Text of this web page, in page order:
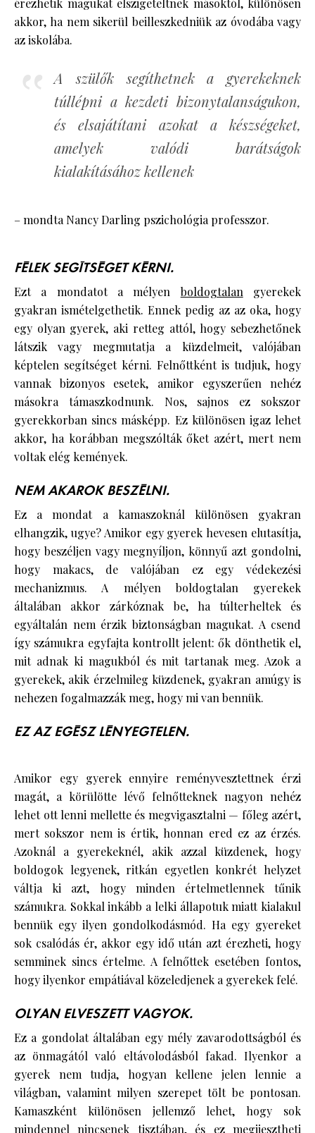
érezhetik magukat elszigeteltnek másoktól, különösen
akkor, ha nem sikerül beilleszkedniük az óvodába vagy
az iskolába.
A szülők segíthetnek a gyerekeknek
túllépni a kezdeti bizonytalanságukon,
és elsajátítani azokat a készségeket,
amelyek valódi barátságok
kialakításához kellenek
– mondta Nancy Darling pszichológia professzor.
FÉLEK SEGÍTSÉGET KÉRNI.
Ezt a mondatot a mélyen boldogtalangyerekek
gyakran ismételgethetik. Ennek pedig az az oka, hogy
egy olyan gyerek, aki retteg attól, hogy sebezhetőnek
látszik vagy megmutatja a küzdelmeit, valójában
képtelen segítséget kérni. Felnőttként is tudjuk, hogy
vannak bizonyos esetek, amikor egyszerűen nehéz
másokra támaszkodnunk. Nos, sajnos ez sokszor
gyerekkorban sincs másképp. Ez különösen igaz lehet
akkor, ha korábban megszólták őket azért, mert nem
voltak elég kemények.
NEM AKAROK BESZÉLNI.
Ez a mondat a kamaszoknál különösen gyakran
elhangzik, ugye? Amikor egy gyerek hevesen elutasítja,
hogy beszéljen vagy megnyíljon, könnyű azt gondolni,
hogy makacs, de valójában ez egy védekezési
mechanizmus. A mélyen boldogtalan gyerekek
általában akkor zárkóznak be, ha túlterheltek és
egyáltalán nem érzik biztonságban magukat. A csend
így számukra egyfajta kontrollt jelent: ők dönthetik el,
mit adnak ki magukból és mit tartanak meg. Azok a
gyerekek, akik érzelmileg küzdenek, gyakran amúgy is
nehezen fogalmazzák meg, hogy mi van bennük.
EZ AZ EGÉSZ LÉNYEGTELEN.
Amikor egy gyerek ennyire reményvesztettnek érzi
magát, a körülötte lévő felnőtteknek nagyon nehéz
lehet ott lenni mellette és megvigasztalni — főleg azért,
mert sokszor nem is értik, honnan ered ez az érzés.
Azoknál a gyerekeknél, akik azzal küzdenek, hogy
boldogok legyenek, ritkán egyetlen konkrét helyzet
váltja ki azt, hogy minden értelmetlennek tűnik
számukra. Sokkal inkább a lelki állapotuk miatt kialakul
bennük egy ilyen gondolkodásmód. Ha egy gyereket
sok csalódás ér, akkor egy idő után azt érezheti, hogy
semminek sincs értelme. A felnőttek esetében fontos,
hogy ilyenkor empátiával közeledjenek a gyerekek felé.
OLYAN ELVESZETT VAGYOK.
Ez a gondolat általában egy mély zavarodottságból és
az önmagától való eltávolodásból fakad. Ilyenkor a
gyerek nem tudja, hogyan kellene jelen lennie a
világban, valamint milyen szerepet tölt be pontosan.
Kamaszként különösen jellemző lehet, hogy sok
mindennel nincsenek tisztában, és ez megijesztheti